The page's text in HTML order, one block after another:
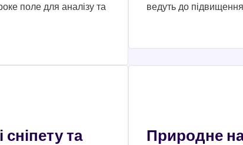
поле для аналізу та
ведуть до
та
Природне